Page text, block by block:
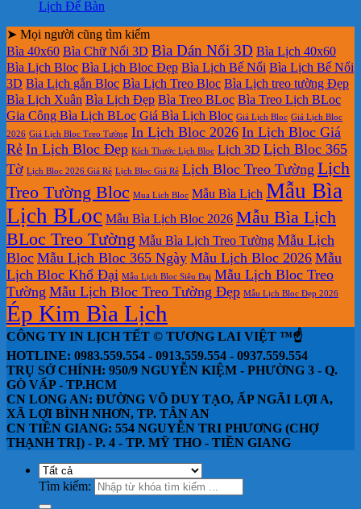
Lịch Để Bàn
➤ Mọi người cũng tìm kiếm
Bìa 40x60 Bìa Chữ Nổi 3D Bìa Dán Nổi 3D Bìa Lịch 40x60
Bìa Lịch Bloc Bìa Lịch Bloc Đẹp Bìa Lịch Bế Nổi Bìa Lịch Bế Nổi
3D Bìa Lịch gắn Bloc Bìa Lịch Treo Bloc Bìa Lịch treo tường Đẹp
Bìa Lịch Xuân Bìa Lịch Đẹp Bìa Treo BLoc Bìa Treo Lịch BLoc
Gia Công Bìa Lịch BLoc Giá Bìa Lịch Bloc Giá Lịch Bloc Giá Lịch Bloc
2026 Giá Lịch Bloc Treo Tường In Lịch Bloc 2026 In Lịch Bloc Giá
Rẻ In Lịch Bloc Đẹp Kích Thước Lịch Bloc Lịch 3D Lịch Bloc 365
Tờ Lịch Bloc 2026 Giá Rẻ Lịch Bloc Giá Rẻ Lịch Bloc Treo Tường Lịch
Treo Tường Bloc Mua Lich Bloc Mẫu Bìa Lịch Mẫu Bìa
Lịch BLoc Mẫu Bìa Lịch Bloc 2026 Mẫu Bìa Lịch
BLoc Treo Tường Mẫu Bìa Lịch Treo Tường Mẫu Lịch
Bloc Mẫu Lịch Bloc 365 Ngày Mẫu Lịch Bloc 2026 Mẫu
Lịch Bloc Khổ Đại Mẫu Lịch Bloc Siêu Đại Mẫu Lịch Bloc Treo
Tường Mẫu Lịch Bloc Treo Tường Đẹp Mẫu Lịch Bloc Đẹp 2026
Ép Kim Bìa Lịch
CÔNG TY IN LỊCH TẾT © TƯƠNG LAI VIỆT ™☝️
HOTLINE: 0983.559.554 - 0913.559.554 - 0937.559.554
TRỤ SỞ CHÍNH: 950/9 NGUYỄN KIỆM - PHƯỜNG 3 - Q.
GÒ VẤP - TP.HCM
CN LONG AN: ĐƯỜNG VÕ DUY TẠO, ẤP NGÃI LỢI A,
XÃ LỢI BÌNH NHƠN, TP. TÂN AN
CN TIỀN GIANG: 554 NGUYỄN TRI PHƯƠNG (CHỢ
THẠNH TRỊ) - P. 4 - TP. MỸ THO - TIỀN GIANG
Tìm kiếm: